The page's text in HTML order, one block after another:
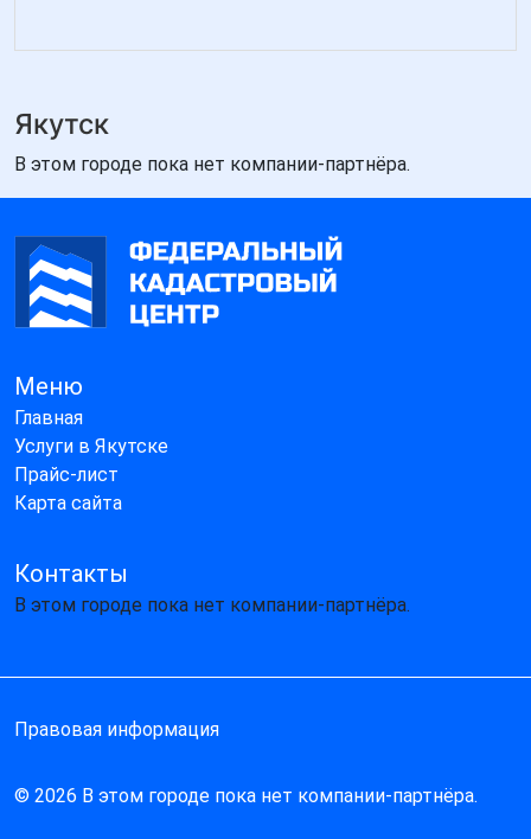
Якутск
В этом городе пока нет компании-партнёра.
Меню
Главная
Услуги в Якутске
Прайс-лист
Карта сайта
Контакты
В этом городе пока нет компании-партнёра.
© 2026 В этом городе пока нет компании-партнёра.
Правовая информация